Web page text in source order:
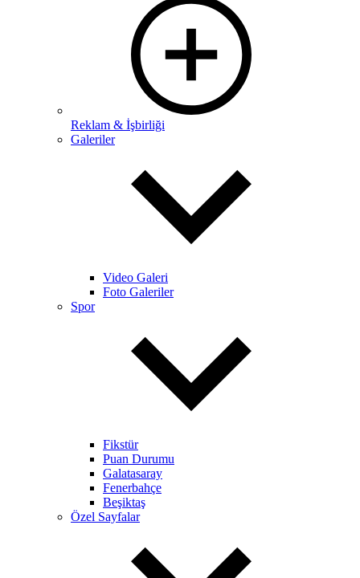
Reklam & İşbirliği
Galeriler
Video Galeri
Foto Galeriler
Spor
Fikstür
Puan Durumu
Galatasaray
Fenerbahçe
Beşiktaş
Özel Sayfalar